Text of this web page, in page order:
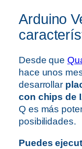
Arduino
Desde que
hace unos
desarrollar
con chips de
Q es más
posibilidades.
Puedes